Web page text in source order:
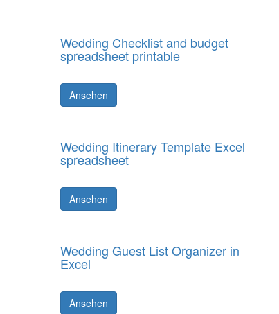
Wedding Checklist and budget
spreadsheet printable
Ansehen
Wedding Itinerary Template Excel
spreadsheet
Ansehen
Wedding Guest List Organizer in
Excel
Ansehen